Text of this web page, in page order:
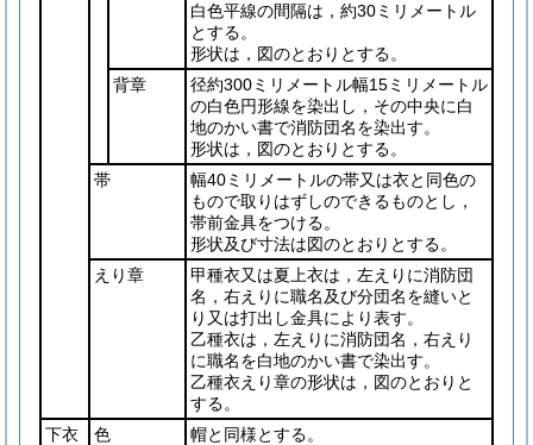
白色平線の間隔は，約30ミリメートル
とする。
形状は，図のとおりとする。
背章
径約300ミリメートル幅15ミリメートル
の白色円形線を染出し，その中央に白
地のかい書で消防団名を染出す。
形状は，図のとおりとする。
帯
幅40ミリメートルの帯又は衣と同色の
もので取りはずしのできるものとし，
帯前金具をつける。
形状及び寸法は図のとおりとする。
えり章
甲種衣又は夏上衣は，左えりに消防団
名，右えりに職名及び分団名を縫いと
り又は打出し金具により表す。
乙種衣は，左えりに消防団名，右えり
に職名を白地のかい書で染出す。
乙種衣えり章の形状は，図のとおりと
する。
下衣
色
帽と同様とする。